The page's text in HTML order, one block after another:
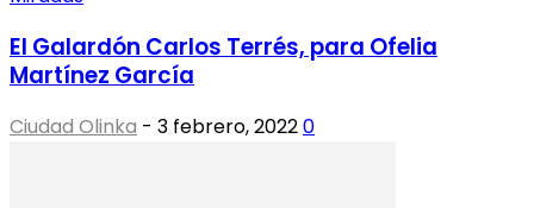
El Galardón Carlos Terrés, para Ofelia
Martínez García
Ciudad Olinka - 3 febrero, 20220